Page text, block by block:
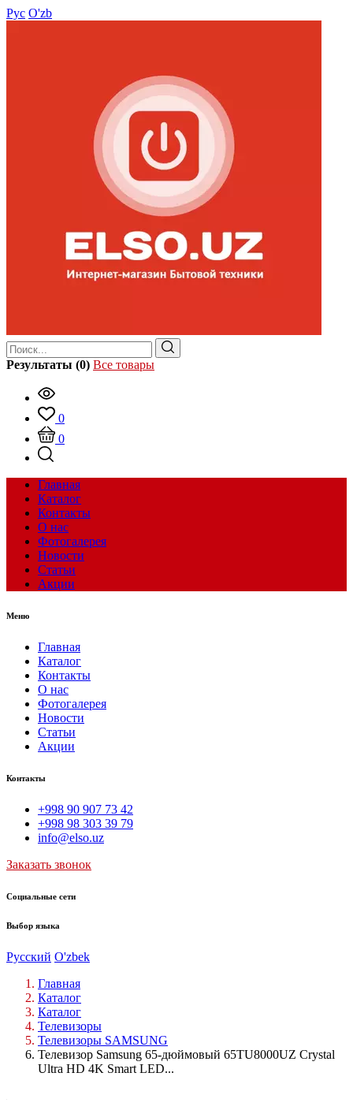
Рус O'zb
Результаты (0) Все товары
0
0
Главная
Каталог
Контакты
О нас
Фотогалерея
Новости
Статьи
Акции
Меню
Главная
Каталог
Контакты
О нас
Фотогалерея
Новости
Статьи
Акции
Контакты
+998 90 907 73 42
+998 98 303 39 79
info@elso.uz
Заказать звонок
Социальные сети
Выбор языка
Русский O'zbek
Главная
Каталог
Каталог
Телевизоры
Телевизоры SAMSUNG
Телевизор Samsung 65-дюймовый 65TU8000UZ Crystal
Ultra HD 4K Smart LED...